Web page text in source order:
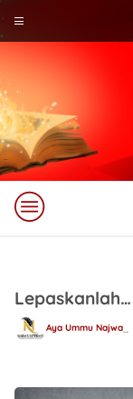
Lepaskanlah…
Aya Ummu Najwa